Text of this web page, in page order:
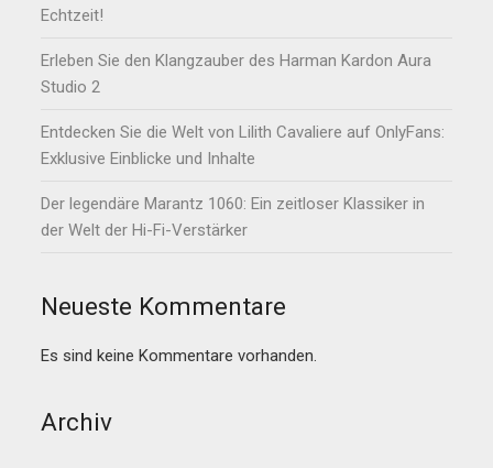
Echtzeit!
Erleben Sie den Klangzauber des Harman Kardon Aura
Studio 2
Entdecken Sie die Welt von Lilith Cavaliere auf OnlyFans:
Exklusive Einblicke und Inhalte
Der legendäre Marantz 1060: Ein zeitloser Klassiker in
der Welt der Hi-Fi-Verstärker
Neueste Kommentare
Es sind keine Kommentare vorhanden.
Archiv